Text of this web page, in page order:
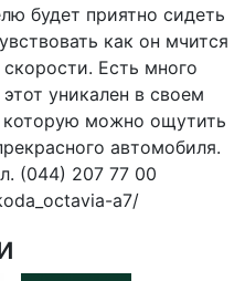
будет приятно сидеть
как он мчится
Есть много
уникален в своем
можно ощутить
автомобиля.
(044) 207 77 00
a7/